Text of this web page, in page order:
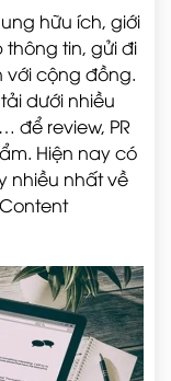
hữu ích, giới
tin, gửi đi
cộng đồng.
dưới nhiều
để review, PR
Hiện nay có
nhiều nhất về